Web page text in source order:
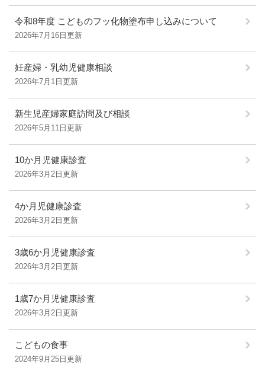
令和8年度 こどものフッ化物塗布申し込みについて
2026年7月16日更新
妊産婦・乳幼児健康相談
2026年7月1日更新
新生児産婦家庭訪問及び相談
2026年5月11日更新
10か月児健康診査
2026年3月2日更新
4か月児健康診査
2026年3月2日更新
3歳6か月児健康診査
2026年3月2日更新
1歳7か月児健康診査
2026年3月2日更新
こどもの食事
2024年9月25日更新